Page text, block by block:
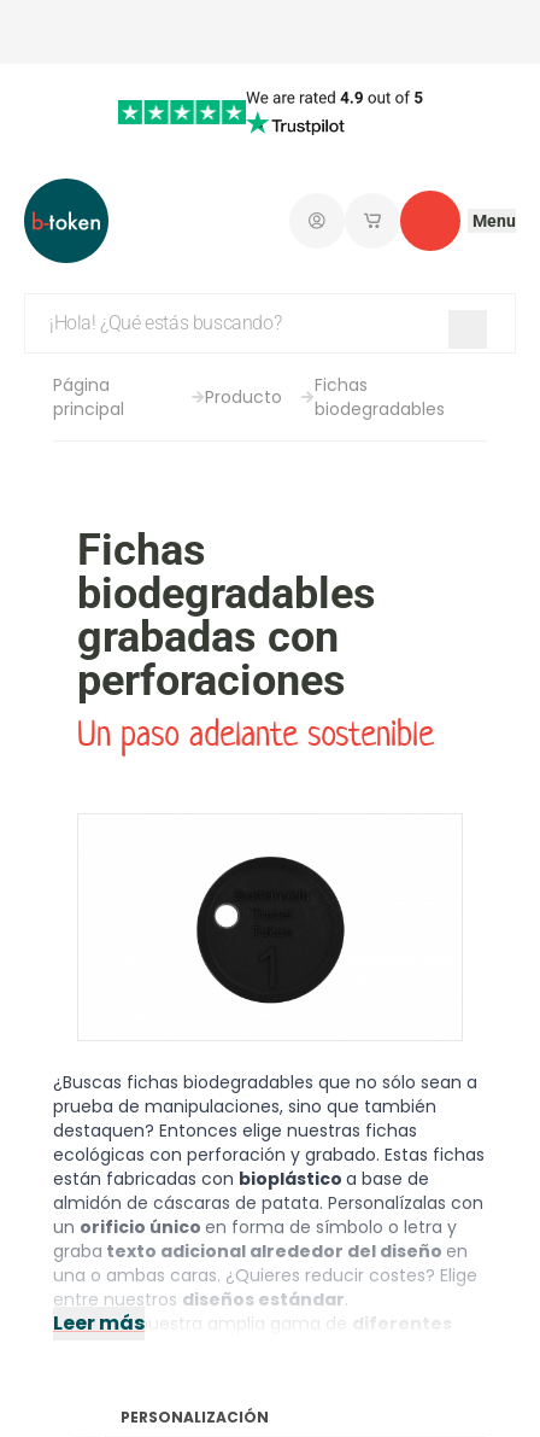
Iniciar sesiónMis carritos de
Contacto
Menu
Página
principal
Producto
Fichas
biodegradables
Fichas
biodegradables
grabadas con
perforaciones
Un paso adelante sostenible
¿Buscas fichas biodegradables que no sólo sean a
prueba de manipulaciones, sino que también
destaquen? Entonces elige nuestras fichas
ecológicas con perforación y grabado. Estas fichas
están fabricadas con bioplástico a base de
almidón de cáscaras de patata. Personalízalas con
un orificio único en forma de símbolo o letra y
graba texto adicional alrededor del diseño en
una o ambas caras. ¿Quieres reducir costes? Elige
entre nuestros diseños estándar.
Gracias a nuestra amplia gama de diferentes
Nota: El pedido mínimo es de 1000 unidades por
Leer más
PERSONALIZACIÓN